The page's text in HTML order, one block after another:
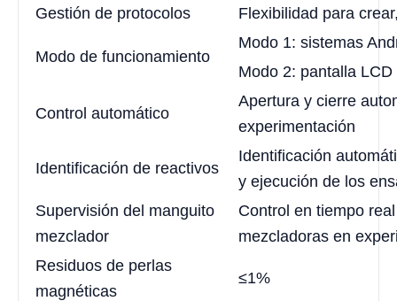
Gestión de protocolos
Flexibilidad para
Modo de funcionamiento
Modo 1: sistemas
Modo 2: pantalla
Control automático
Apertura y cierre
experimentación
Identificación de reactivos
Identificación
y ejecución de los
Supervisión del manguito
mezclador
Control en tiempo
mezcladoras en
Residuos de perlas
magnéticas
≤1%